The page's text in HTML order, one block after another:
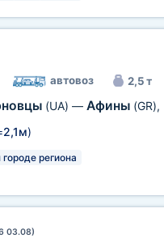
автовоз 2,5 т
(UA) — Афины (GR),
2,1м)
региона
03.08)